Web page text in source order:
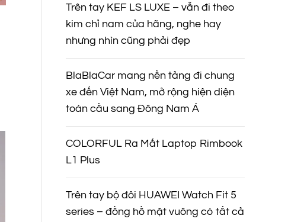
Trên tay KEF LS LUXE – vẫn đi theo
kim chỉ nam của hãng, nghe hay
nhưng nhìn cũng phải đẹp
BlaBlaCar mang nền tảng đi chung
xe đến Việt Nam, mở rộng hiện diện
toàn cầu sang Đông Nam Á
COLORFUL Ra Mắt Laptop Rimbook
L1 Plus
Trên tay bộ đôi HUAWEI Watch Fit 5
series – đồng hồ mặt vuông có tất cả